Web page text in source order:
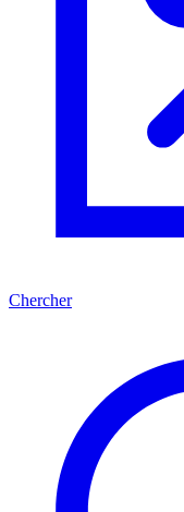
Chercher